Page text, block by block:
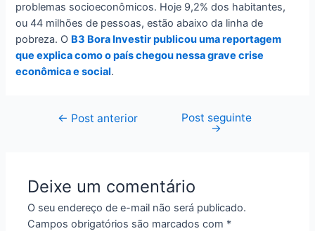
problemas socioeconômicos. Hoje 9,2% dos habitantes,
ou 44 milhões de pessoas, estão abaixo da linha de
pobreza. O B3 Bora Investir publicou uma reportagem
que explica como o país chegou nessa grave crise
econômica e social.
Navegação
← Post anterior Post seguinte
→
Deixe um comentário
O seu endereço de e-mail não será publicado.
Campos obrigatórios são marcados com *